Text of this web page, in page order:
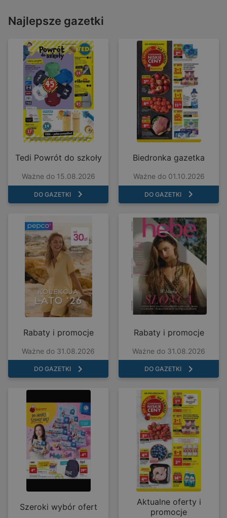
Najlepsze gazetki
Tedi Powrót do szkoły
Ważne do 15.08.2026
DO GAZETKI
Biedronka gazetka
Ważne do 01.10.2026
DO GAZETKI
Rabaty i promocje
Ważne do 31.08.2026
DO GAZETKI
Rabaty i promocje
Ważne do 31.08.2026
DO GAZETKI
Szeroki wybór ofert
Aktualne oferty i
promocje